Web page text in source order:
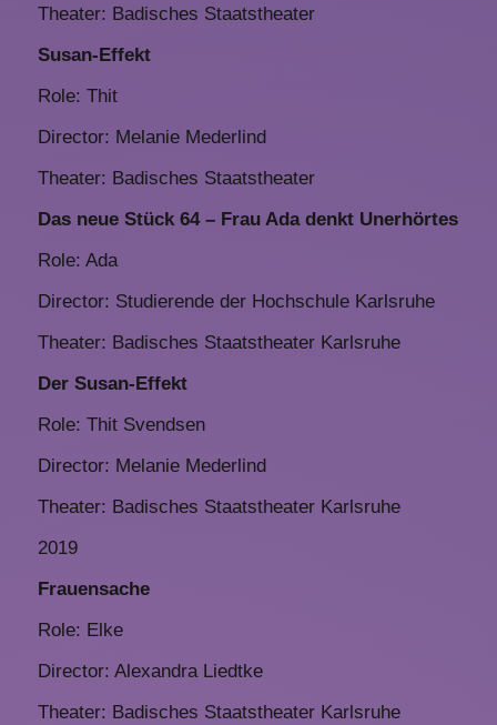
Theater: Badisches Staatstheater
Susan-Effekt
Role: Thit
Director: Melanie Mederlind
Theater: Badisches Staatstheater
Das neue Stück 64 – Frau Ada denkt Unerhörtes
Role: Ada
Director: Studierende der Hochschule Karlsruhe
Theater: Badisches Staatstheater Karlsruhe
Der Susan-Effekt
Role: Thit Svendsen
Director: Melanie Mederlind
Theater: Badisches Staatstheater Karlsruhe
2019
Frauensache
Role: Elke
Director: Alexandra Liedtke
Theater: Badisches Staatstheater Karlsruhe